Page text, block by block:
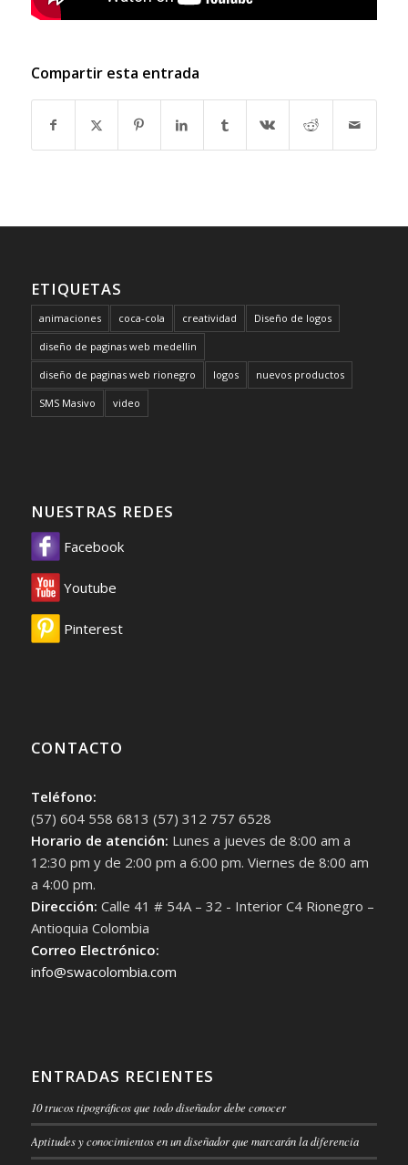
Compartir esta entrada
ETIQUETAS
animaciones coca-cola creatividad Diseño de logos
diseño de paginas web medellin
diseño de paginas web rionegro logos nuevos productos
SMS Masivo video
NUESTRAS REDES
Facebook
Youtube
Pinterest
CONTACTO
Teléfono:
(57) 604 558 6813 (57) 312 757 6528
Horario de atención: Lunes a jueves de 8:00 am a
12:30 pm y de 2:00 pm a 6:00 pm. Viernes de 8:00 am
a 4:00 pm.
Dirección: Calle 41 # 54A – 32 - Interior C4 Rionegro –
Antioquia Colombia
Correo Electrónico:
info@swacolombia.com
ENTRADAS RECIENTES
10 trucos tipográficos que todo diseñador debe conocer
Aptitudes y conocimientos en un diseñador que marcarán la diferencia